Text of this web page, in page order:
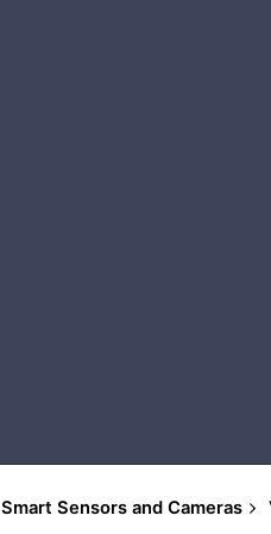
Smart Sensors and Cameras